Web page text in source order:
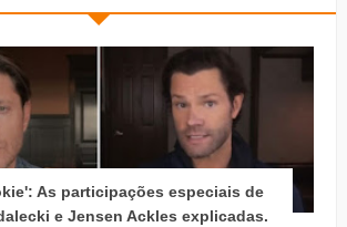
As participações especiais de
e Jensen Ackles explicadas.